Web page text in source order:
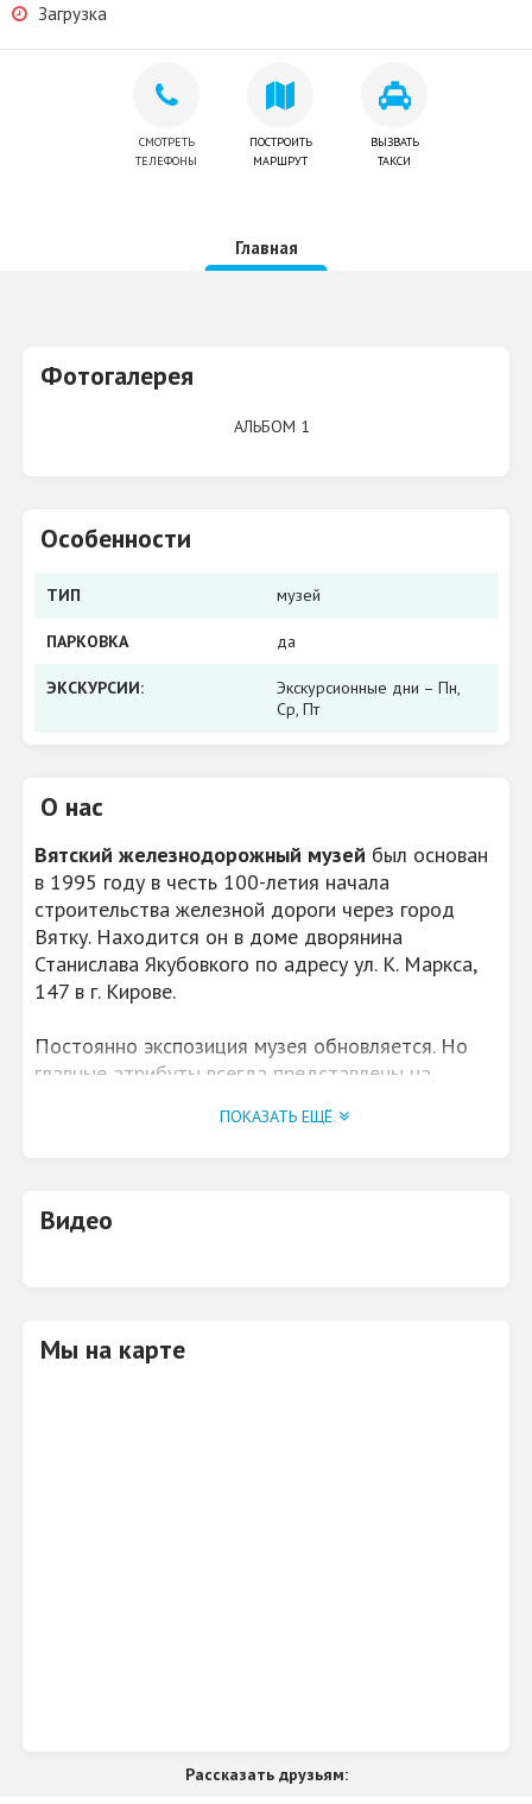
Загрузка
СМОТРЕТЬ
ТЕЛЕФОНЫ
ПОСТРОИТЬ
МАРШРУТ
ВЫЗВАТЬ
ТАКСИ
Главная
О нас
Вятский железнодорожный музей был основан
в 1995 году в честь 100-летия начала
строительства железной дороги через город
Вятку. Находится он в доме дворянина
Станислава Якубовкого по адресу ул. К. Маркса,
147 в г. Кирове.
Постоянно экспозиция музея обновляется. Но
главные атрибуты всегда представлены на
увидеть старинный патефон и коллекцию
Большое количество документов и фотографий
про историю железнодорожного транспорта на
Всего более 1000 экспонатов представлены в
ПОКАЗАТЬ ЕЩЁ
Особенности
ТИП музей
ПАРКОВКА да
ЭКСКУРСИИ:
Экскурсионные дни – Пн,
Ср, Пт
Фотогалерея
АЛЬБОМ 1
Видео
Мы на карте
Рассказать друзьям: